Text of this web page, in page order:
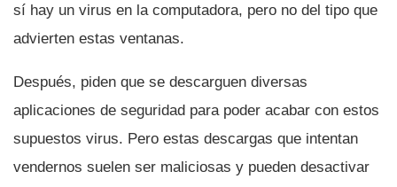
sí­ hay un virus en la computadora, pero no del tipo que
advierten estas ventanas.
Después, piden que se descarguen diversas
aplicaciones de seguridad para poder acabar con estos
supuestos virus. Pero estas descargas que intentan
vendernos suelen ser maliciosas y pueden desactivar